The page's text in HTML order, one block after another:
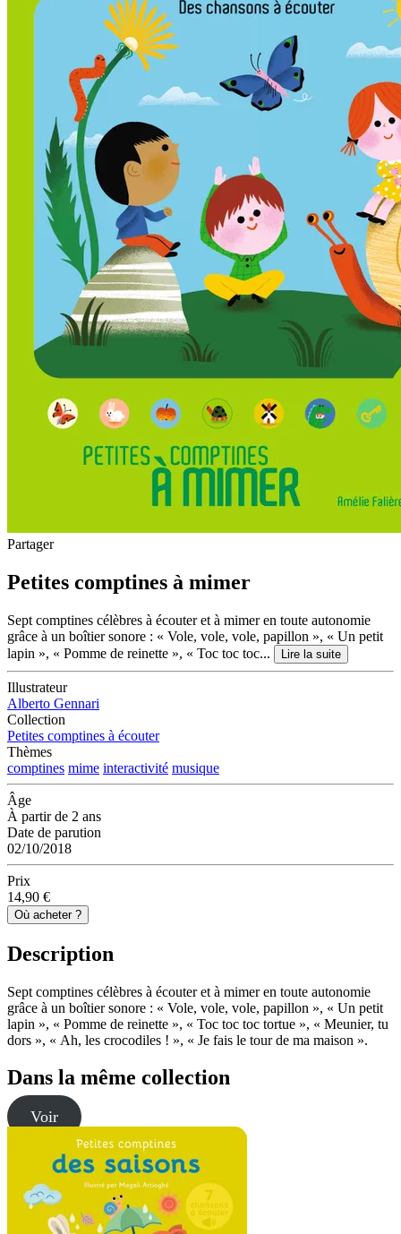
Partager
Petites comptines à mimer
Sept comptines célèbres à écouter et à mimer en toute autonomie
grâce à un boîtier sonore : « Vole, vole, vole, papillon », « Un petit
lapin », « Pomme de reinette », « Toc toc toc...
Lire la suite
Illustrateur
Alberto Gennari
Collection
Petites comptines à écouter
Thèmes
comptines mime interactivité musique
Âge
À partir de 2 ans
Date de parution
02/10/2018
Prix
14,90 €
Où acheter ?
Description
Sept comptines célèbres à écouter et à mimer en toute autonomie
grâce à un boîtier sonore : « Vole, vole, vole, papillon », « Un petit
lapin », « Pomme de reinette », « Toc toc toc tortue », « Meunier, tu
dors », « Ah, les crocodiles ! », « Je fais le tour de ma maison ».
Dans la même collection
Voir